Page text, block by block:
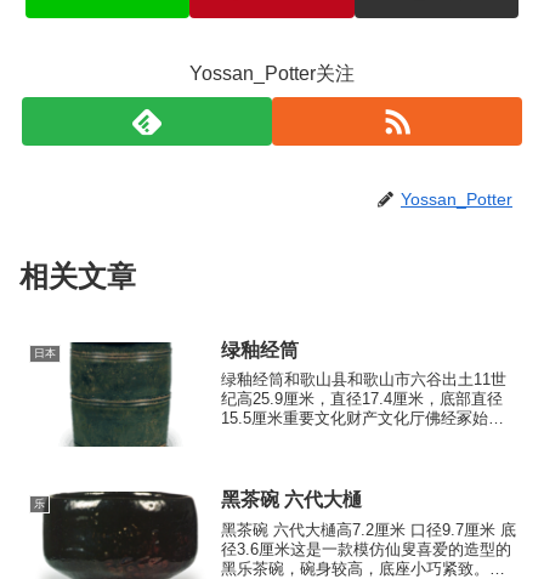
Yossan_Potter关注
Yossan_Potter
相关文章
日本 绿釉经筒
绿釉经筒和歌山县和歌山市六谷出土11世
纪高25.9厘米，直径17.4厘米，底部直径
15.5厘米重要文化财产文化厅佛经冢始于
见...
乐 黑茶碗 六代大樋
黑茶碗 六代大樋高7.2厘米 口径9.7厘米 底
径3.6厘米这是一款模仿仙叟喜爱的造型的
黑乐茶碗，碗身较高，底座小巧紧致。内